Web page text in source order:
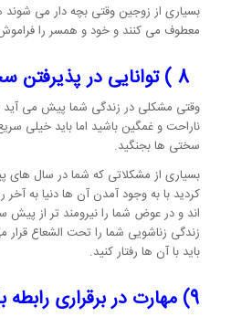
بسیاری از زوجین وقتی بچه دار می شوند
معطوف می کنند و خود و همسر را
8 ) توانایی در پذیرفتن سختی ها
وقتی مشکلی در زندگی شما پیش می آيد
ناراحت و غمگین باشید اما باید خیلی
سختی ها بجنگید.
بسیاری از مشکلاتی که شما در سال های
کردید با به وجود آمدن آن ها دنیا به آخر
اند و در عوض شما را نیرومند تر از پیش
زندگی زناشویی شما را تحت الشعاع
باید با آن ها رفتار کنید.
9) مهارت در برقراری رابطه با خانواده همسر